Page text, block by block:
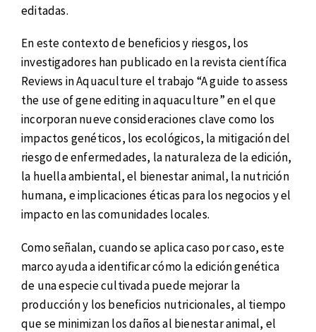
editadas.
En este contexto de beneficios y riesgos, los
investigadores han publicado en la revista científica
Reviews in Aquaculture el trabajo “A guide to assess
the use of gene editing in aquaculture” en el que
incorporan nueve consideraciones clave como los
impactos genéticos, los ecológicos, la mitigación del
riesgo de enfermedades, la naturaleza de la edición,
la huella ambiental, el bienestar animal, la nutrición
humana, e implicaciones éticas para los negocios y el
impacto en las comunidades locales.
Como señalan, cuando se aplica caso por caso, este
marco ayuda a identificar cómo la edición genética
de una especie cultivada puede mejorar la
producción y los beneficios nutricionales, al tiempo
que se minimizan los daños al bienestar animal, el